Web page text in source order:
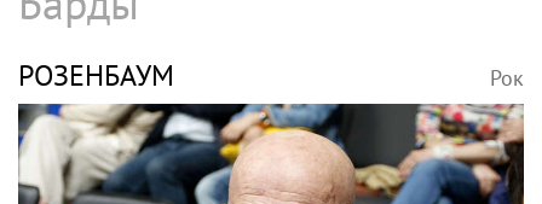
РОЗЕНБАУМ Рок